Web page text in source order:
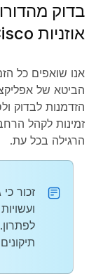
בדוק
אוזניות Cisco
אנו שואפים כל
הזדמנות לבדוק
זמינות לקהל
הרגילה בכל עת.
זכור